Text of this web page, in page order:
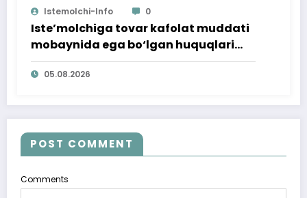
Istemolchi-Info 0
Iste’molchiga tovar kafolat muddati
mobaynida ega bo‘lgan huquqlari
ta’minlab berildi
05.08.2026
POST COMMENT
Comments